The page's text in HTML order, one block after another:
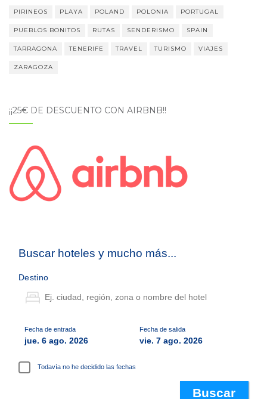
PIRINEOS PLAYA POLAND POLONIA PORTUGAL
PUEBLOS BONITOS RUTAS SENDERISMO SPAIN
TARRAGONA TENERIFE TRAVEL TURISMO VIAJES
ZARAGOZA
¡¡25€ DE DESCUENTO CON AIRBNB!!
Buscar hoteles y mucho más...
Destino
Fecha de entrada
jue. 6 ago. 2026
Fecha de salida
vie. 7 ago. 2026
Todavía no he decidido las fechas